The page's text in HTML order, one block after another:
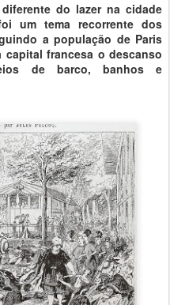
do lazer na cidade
um tema recorrente dos
a população de Paris
francesa o descanso
de barco, banhos e